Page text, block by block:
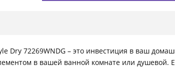
Dry 72269WNDG – это инвестиция в ваш
в вашей ванной комнате или душевой.